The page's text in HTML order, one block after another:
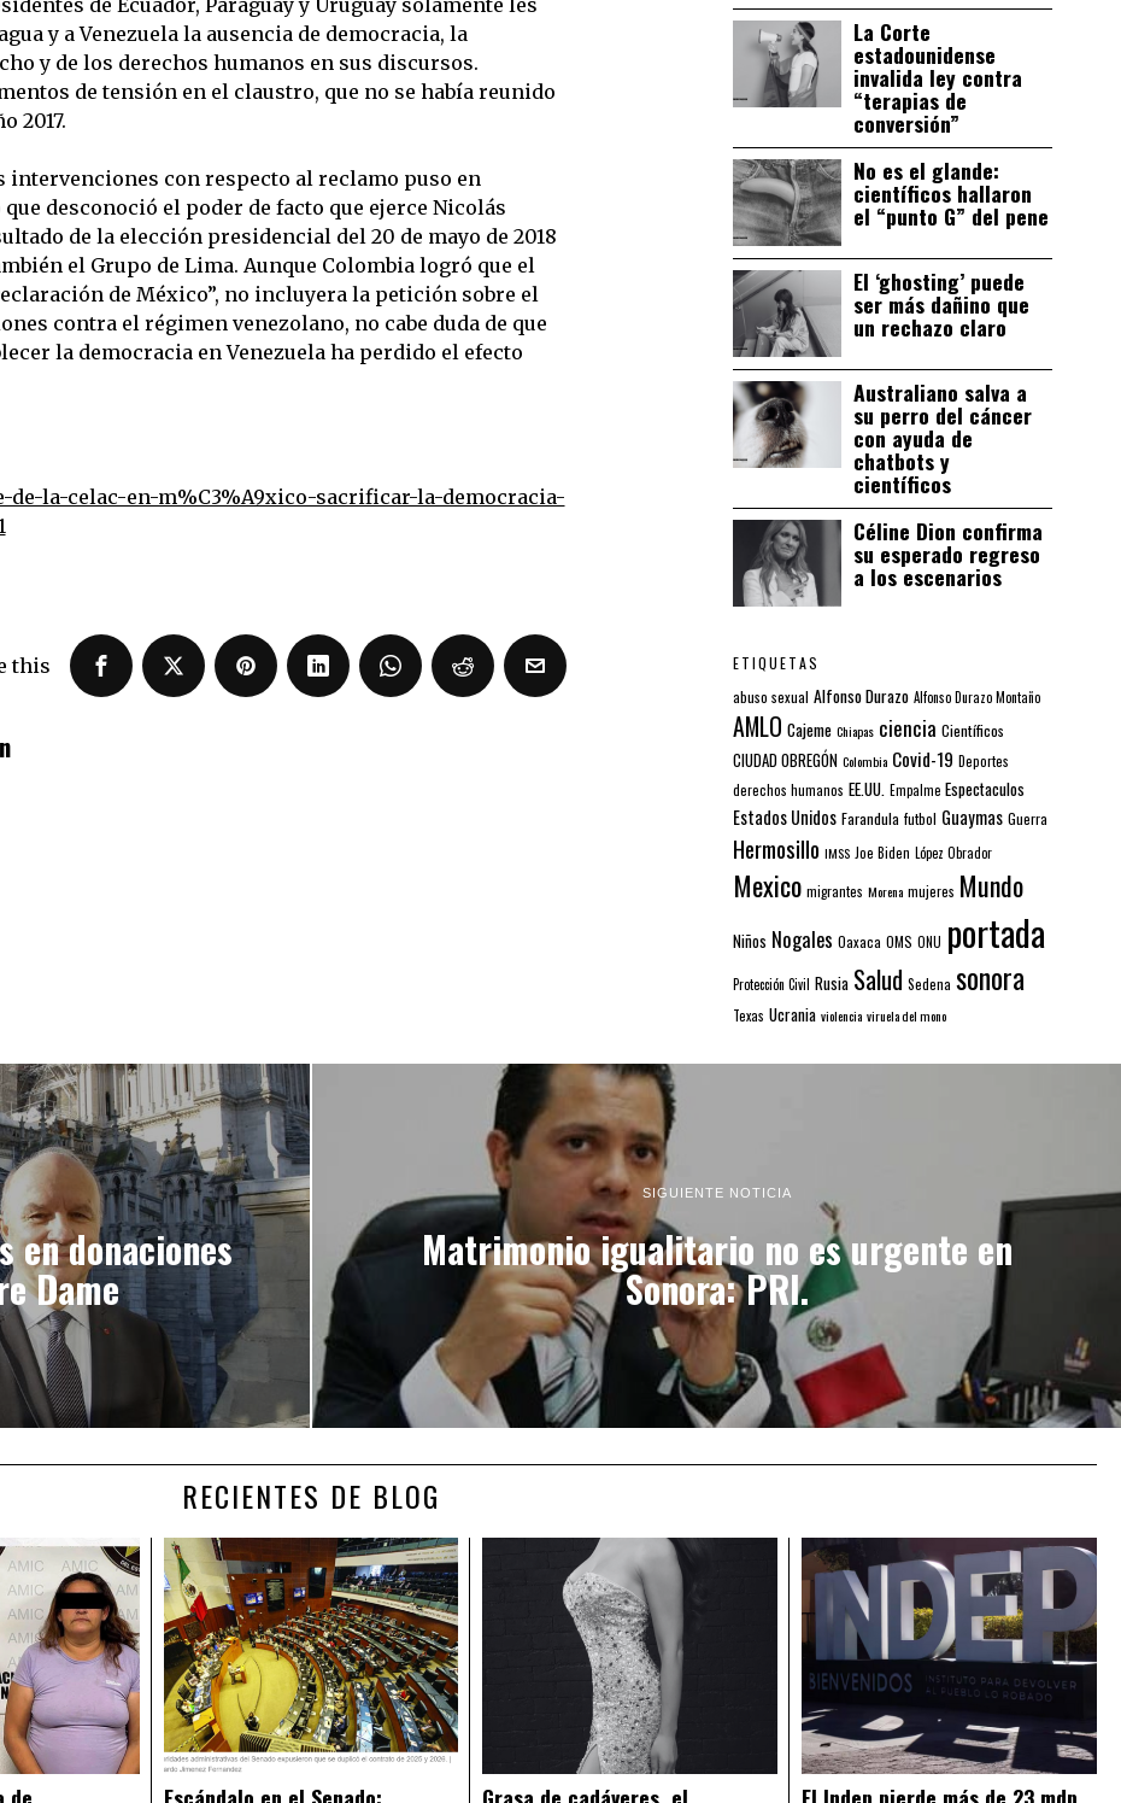
de Ecuador, Paraguay y Uruguay solamente les
y a Venezuela la ausencia de democracia, la
y de los derechos humanos en sus discursos.
de tensión en el claustro, que no se había reunido
2017.
intervenciones con respecto al reclamo puso en
desconoció el poder de facto que ejerce Nicolás
de la elección presidencial del 20 de mayo de 2018
el Grupo de Lima. Aunque Colombia logró que el
de México”, no incluyera la petición sobre el
contra el régimen venezolano, no cabe duda de que
la democracia en Venezuela ha perdido el efecto
de-la-celac-en-m%C3%A9xico-sacrificar-la-democracia-
this
La Corte
estadounidense
invalida ley contra
“terapias de
conversión”
No es el glande:
científicos hallaron
el “punto G” del pene
El ‘ghosting’ puede
ser más dañino que
un rechazo claro
Australiano salva a
su perro del cáncer
con ayuda de
chatbots y
científicos
Céline Dion confirma
su esperado regreso
a los escenarios
ETIQUETAS
abuso sexual Alfonso Durazo Alfonso Durazo Montaño
AMLO Cajeme Chiapas ciencia Científicos
CIUDAD OBREGÓN Colombia Covid-19 Deportes
derechos humanos EE.UU. Empalme Espectaculos
Estados Unidos Farandula futbol Guaymas Guerra
Hermosillo IMSS Joe Biden López Obrador
Mexico migrantes Morena mujeres Mundo
Niños Nogales Oaxaca OMS ONU portada
Protección Civil Rusia Salud Sedena sonora
Texas Ucrania violencia viruela del mono
en donaciones
Dame
SIGUIENTE NOTICIA
Matrimonio igualitario no es urgente en
Sonora: PRI.
RECIENTES DE BLOG
de Escándalo en el Senado: Grasa de cadáveres, el El Indep pierde más de 23 mdp